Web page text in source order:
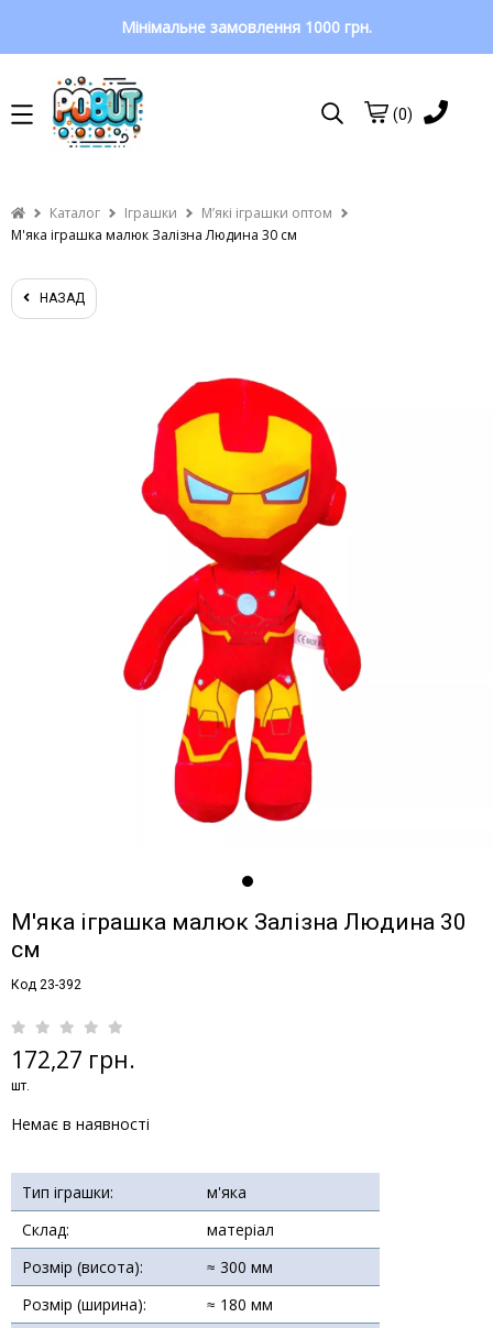
Мінімальне замовлення 1000 грн.
(0)
Каталог Іграшки
Мʼякі іграшки оптом
М'яка іграшка малюк Залізна Людина 30 см
НАЗАД
М'яка іграшка малюк Залізна Людина 30
см
Код 23-392
172,27 грн.
шт.
Немає в наявності
Тип іграшки:
м'яка
Склад:
матеріал
Розмір (висота):
≈ 300 мм
Розмір (ширина):
≈ 180 мм